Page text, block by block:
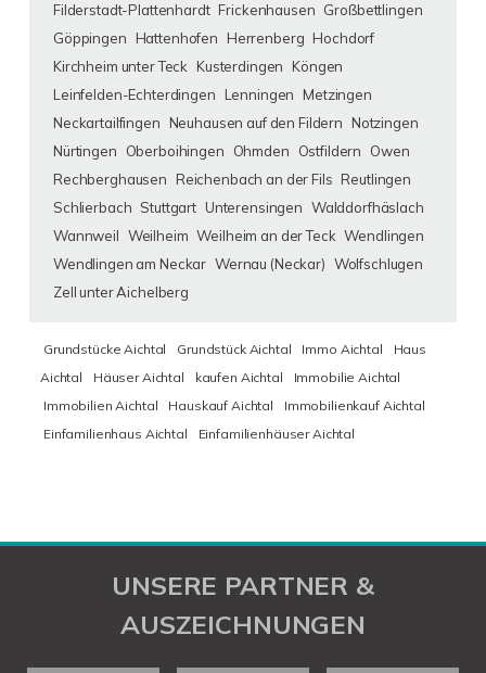
Filderstadt-Plattenhardt Frickenhausen Großbettlingen
Göppingen
Hattenhofen Herrenberg Hochdorf
Kirchheim unter Teck
Kusterdingen
Köngen
Leinfelden-Echterdingen
Lenningen
Metzingen
Neckartailfingen
Neuhausen auf den Fildern
Notzingen
Nürtingen
Oberboihingen Ohmden Ostfildern
Owen
Rechberghausen
Reichenbach an der Fils Reutlingen
Schlierbach Stuttgart Unterensingen Walddorfhäslach
Wannweil Weilheim Weilheim an der Teck Wendlingen
Wendlingen am Neckar Wernau (Neckar) Wolfschlugen
Zell unter Aichelberg
Grundstücke Aichtal Grundstück Aichtal Immo Aichtal
Haus
Aichtal
Häuser Aichtal kaufen Aichtal
Immobilie Aichtal
Immobilien Aichtal
Hauskauf Aichtal
Immobilienkauf Aichtal
Einfamilienhaus Aichtal
Einfamilienhäuser Aichtal
UNSERE PARTNER &
AUSZEICHNUNGEN